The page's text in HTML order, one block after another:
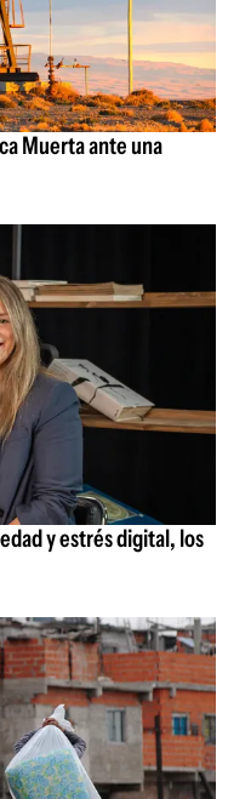
Muerta ante una
y estrés digital, los